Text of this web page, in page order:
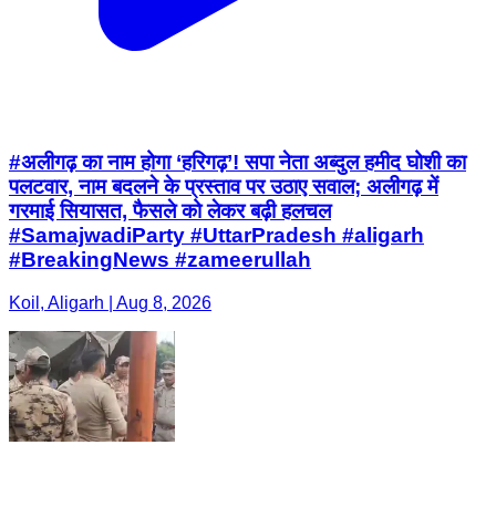
#अलीगढ़ का नाम होगा ‘हरिगढ़’! सपा नेता अब्दुल हमीद घोशी का
पलटवार, नाम बदलने के प्रस्ताव पर उठाए सवाल; अलीगढ़ में
गरमाई सियासत, फैसले को लेकर बढ़ी हलचल
#SamajwadiParty #UttarPradesh #aligarh
#BreakingNews #zameerullah
Koil, Aligarh | Aug 8, 2026